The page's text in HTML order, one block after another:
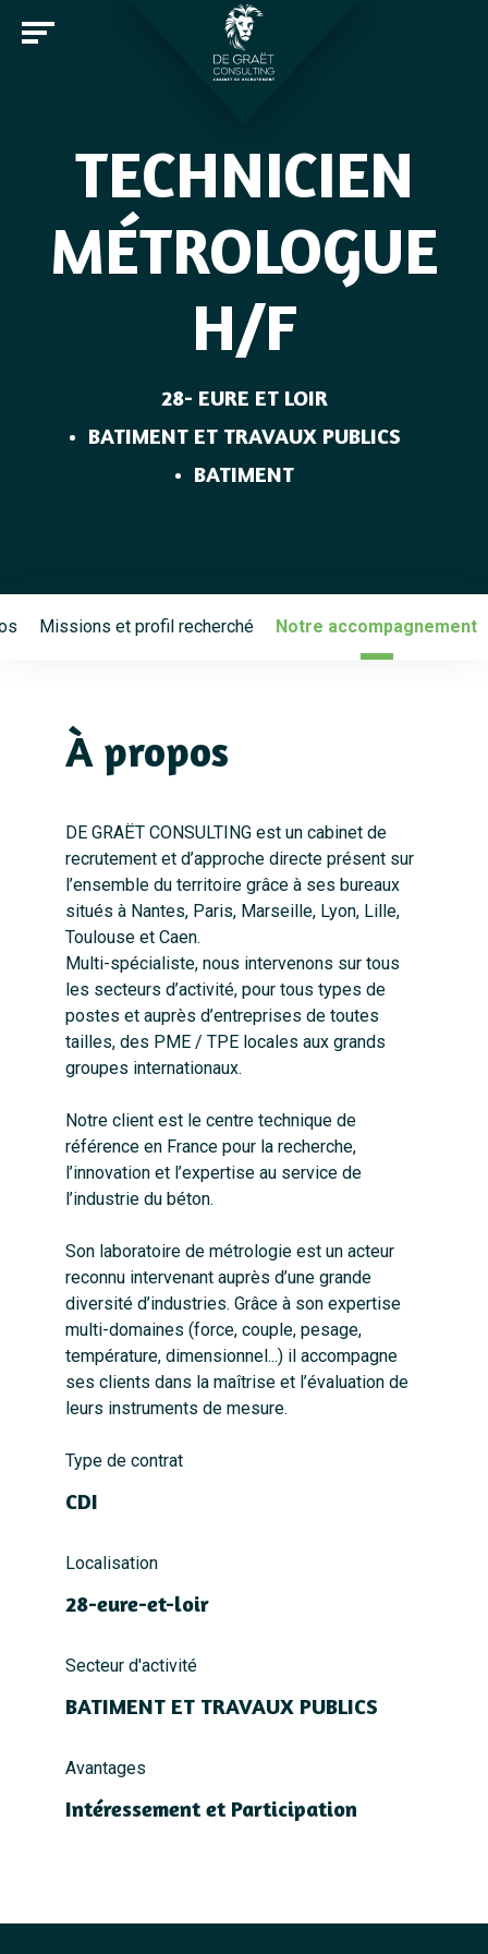
Entreprises
Candidats
TECHNICIEN
MÉTROLOGUE
H/F
28- EURE ET LOIR
BATIMENT ET TRAVAUX PUBLICS
BATIMENT
Missions et profil recherché Notre accompagnement
À propos
DE GRAËT CONSULTING est un cabinet de
recrutement et d’approche directe présent sur
l’ensemble du territoire grâce à ses bureaux
situés à Nantes, Paris, Marseille, Lyon, Lille,
Toulouse et Caen.
Multi-spécialiste, nous intervenons sur tous
les secteurs d’activité, pour tous types de
postes et auprès d’entreprises de toutes
tailles, des PME / TPE locales aux grands
groupes internationaux.
Notre client est le centre technique de
référence en France pour la recherche,
l’innovation et l’expertise au service de
l’industrie du béton.
Son laboratoire de métrologie est un acteur
reconnu intervenant auprès d’une grande
diversité d’industries. Grâce à son expertise
multi-domaines (force, couple, pesage,
température, dimensionnel...) il accompagne
ses clients dans la maîtrise et l’évaluation de
leurs instruments de mesure.
Type de contrat
CDI
Localisation
28-eure-et-loir
Secteur d'activité
BATIMENT ET TRAVAUX PUBLICS
Avantages
Intéressement et Participation